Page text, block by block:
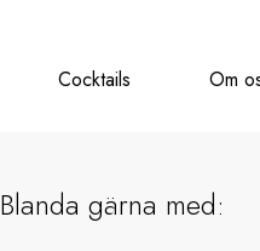
Cocktails Om
Blanda gärna med: